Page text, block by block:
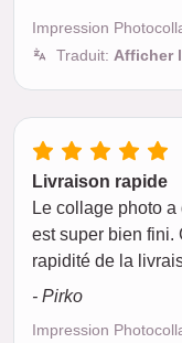
Impression
Traduit: Afficher
Livraison rapide
Le collage photo
est super bien fini.
rapidité de la
- Pirko
Impression